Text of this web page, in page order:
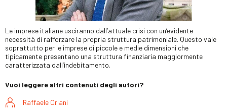
Le imprese italiane usciranno dall’attuale crisi con un’evidente
necessità di rafforzare la propria struttura patrimoniale. Questo vale
soprattutto per le imprese di piccole e medie dimensioni che
tipicamente presentano una struttura finanziaria maggiormente
caratterizzata dall’indebitamento.
Vuoi leggere altri contenuti degli autori?
Raffaele Oriani